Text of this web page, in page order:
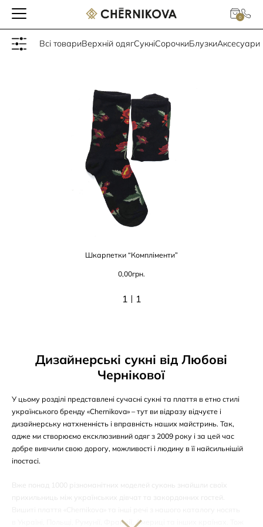
0
Головна Товари з "Товар Колір" по тегу:килимові сірі
Всі товариВерхній одягСукніСорочкиБлузкиАксесуари
Шкарпетки “Компліменти”
грн.
0,00
1 1
Дизайнерські сукні від Любові
Чернікової
У цьому розділі представлені сучасні сукні та плаття в етно стилі
українського бренду «Chernikova» – тут ви відразу відчуєте і
дизайнерську натхненність і вправність наших майстринь. Так,
адже ми створюємо ексклюзивний одяг з 2009 року і за цей час
добре вивчили свою дорогу, можливості і людину в її найсильнішій
іпостасі.
Вже понад 1000 різноманітних моделей суконь знайшли своїх
прихильниць між українських дівчат та закордонних гостей.
в Україні, Польщі, Румунії, Франції, Америці та інших країнах. Тож